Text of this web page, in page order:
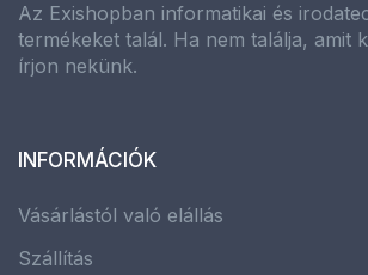
Az Exishopban informatikai és
termékeket talál. Ha nem találja, amit
írjon nekünk.
INFORMÁCIÓK
Vásárlástól való elállás
Szállítás